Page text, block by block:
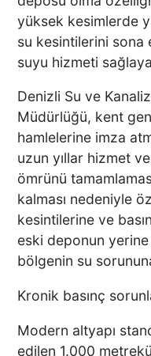
yüksek kesimlerde
su kesintilerini
suyu hizmeti
Denizli Su ve
Müdürlüğü, kent
hamlelerine imza
uzun yıllar hizmet
ömrünü
kalması nedeniyle
kesintilerine ve
eski deponun
bölgenin su
Kronik basınç
Modern altyapı
edilen 1.000